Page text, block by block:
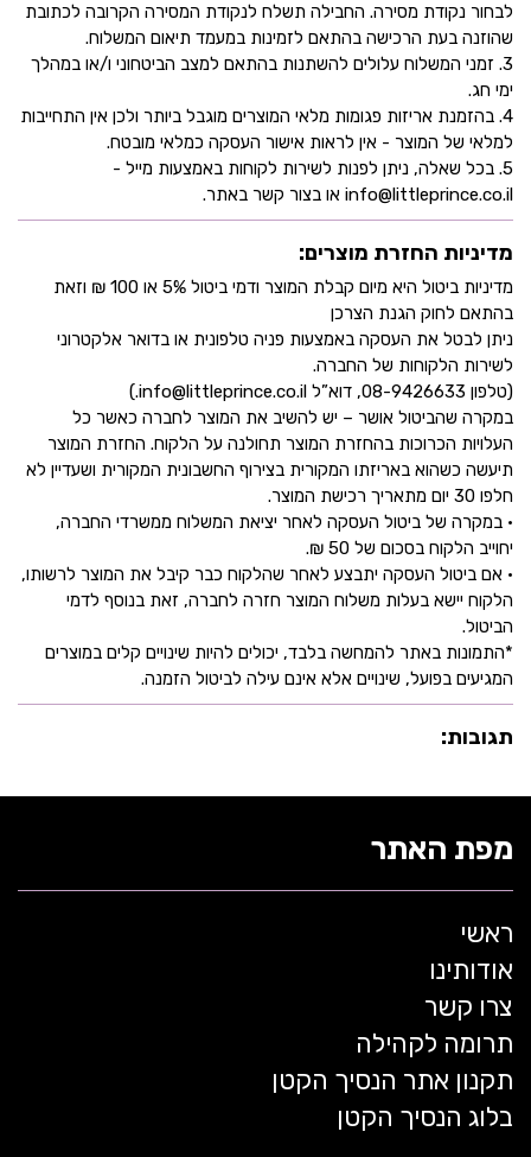
לבחור נקודת מסירה. החבילה תשלח לנקודת המסירה הקרובה לכתובת
שהוזנה בעת הרכישה בהתאם לזמינות במעמד תיאום המשלוח.
3. זמני המשלוח עלולים להשתנות בהתאם למצב הביטחוני ו/או במהלך
ימי חג.
4. בהזמנת אריזות פגומות מלאי המוצרים מוגבל ביותר ולכן אין התחייבות
למלאי של המוצר - אין לראות אישור העסקה כמלאי מובטח.
5. בכל שאלה, ניתן לפנות לשירות לקוחות באמצעות מייל -
info@littleprince.co.il או בצור קשר באתר.
מדיניות החזרת מוצרים:
מדיניות ביטול היא מיום קבלת המוצר ודמי ביטול 5% או 100 ₪ וזאת
בהתאם לחוק הגנת הצרכן
ניתן לבטל את העסקה באמצעות פניה טלפונית או בדואר אלקטרוני
לשירות הלקוחות של החברה.
(טלפון 08-9426633, דוא”ל info@littleprince.co.il.)
במקרה שהביטול אושר – יש להשיב את המוצר לחברה כאשר כל
העלויות הכרוכות בהחזרת המוצר תחולנה על הלקוח. החזרת המוצר
תיעשה כשהוא באריזתו המקורית בצירוף החשבונית המקורית ושעדיין לא
חלפו 30 יום מתאריך רכישת המוצר.
• במקרה של ביטול העסקה לאחר יציאת המשלוח ממשרדי החברה,
יחוייב הלקוח בסכום של 50 ₪.
• אם ביטול העסקה יתבצע לאחר שהלקוח כבר קיבל את המוצר לרשותו,
הלקוח יישא בעלות משלוח המוצר חזרה לחברה, זאת בנוסף לדמי
הביטול.
*התמונות באתר להמחשה בלבד, יכולים להיות שינויים קלים במוצרים
המגיעים בפועל, שינויים אלא אינם עילה לביטול הזמנה.
תגובות:
מפת האתר
ראשי
אודותינו
צרו קשר
תרומה לקהילה
תקנון אתר הנסיך הקטן
בלוג הנסיך הקטן